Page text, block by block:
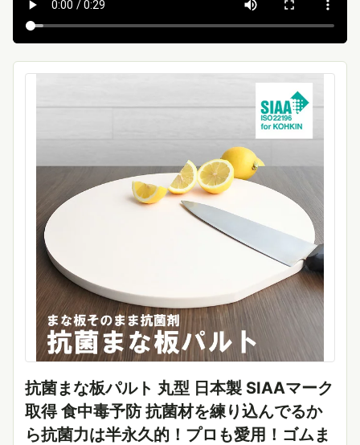
抗菌まな板パルト 丸型 日本製 SIAAマーク
取得 食中毒予防 抗菌材を練り込んでるか
ら抗菌力は半永久的！プロも愛用！ゴムま